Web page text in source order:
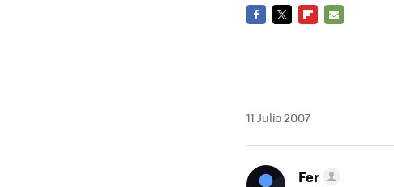
11 Julio 2007
Fer